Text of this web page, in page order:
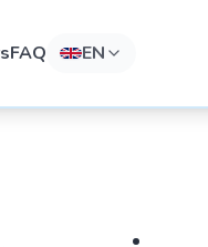
FAQ EN